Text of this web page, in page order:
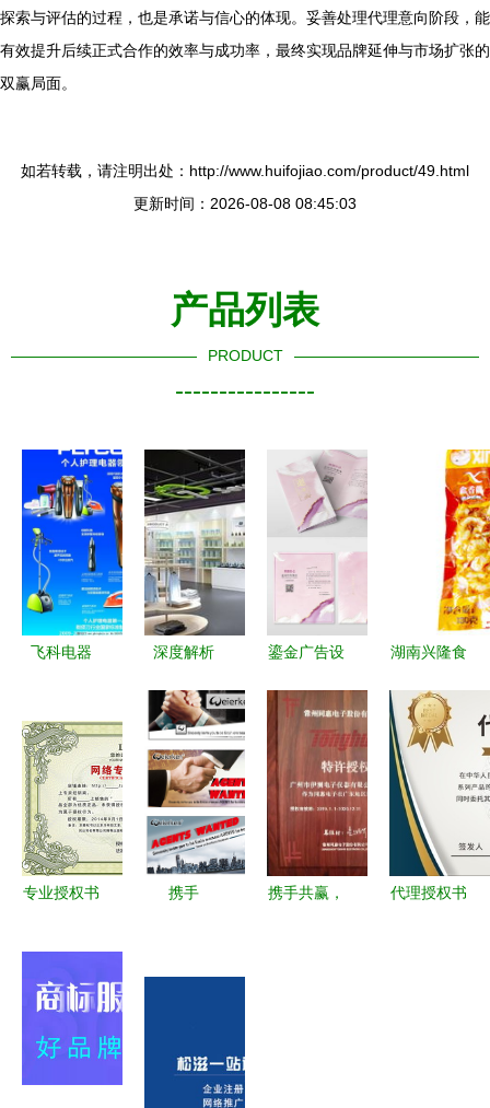
探索与评估的过程，也是承诺与信心的体现。妥善处理代理意向阶段，能
有效提升后续正式合作的效率与成功率，最终实现品牌延伸与市场扩张的
双赢局面。
如若转载，请注明出处：http://www.huifojiao.com/product/49.html
更新时间：2026-08-08 08:45:03
产品列表
PRODUCT
----------------
飞科电器
亮多彩生
活，全新彩
虹系列引领
设计美学新
风尚
深度解析
进口母婴用
品加盟代理
的七大核心
优势
鎏金广告设
熊猫办公平
台精品设计
大全引领平
面设计风潮
湖南兴隆食
京东城区代
理商 携手
徐茂先生，
共拓市场新
篇
专业授权书
档正式感与
携手
告与
Banner代
携手共赢，
代理授权书